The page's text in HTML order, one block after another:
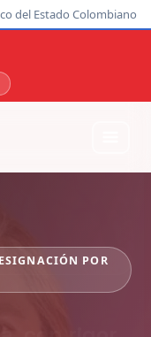
del Estado Colombiano
POR